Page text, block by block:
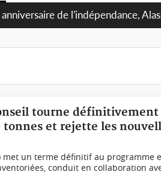
Amadou Oury Bah admire
tourne définitivement
et rejette les
met un terme définitif au programme
conduit en collaboration